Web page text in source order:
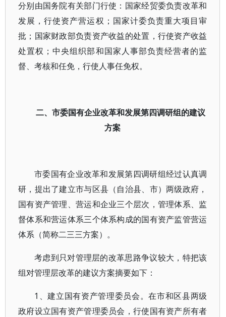
分别由国务院有关部门行使：国家经贸委负责改革和
发展，行使资产营运权；国家计委负责重大项目审
批；国家财政部负责资产收益的处置，行使资产收益
处置权；中央组织部和国家人事部负责经营者的监
督、考核和任免，行使人事任免权。
二、市委国有企业改革和发展第四调研组的建议
方案
市委国有企业改革和发展第四调研组经过认真调
研，提出了建立市与区县（自治县、市）两级政府，
国有资产管理、营运和企业三个层次，管理体系、监
督体系和营运体系三个体系构成的国有资产监管营运
体系（简称二三三方案）。
考虑到只对管理层的改革思路争议较大，特把该
组对管理层改革的建议方案摘要如下：
1、建立国有资产管理委员会。在市和区县两级
政府设立国有资产管理委员会，行使国有资产所有者